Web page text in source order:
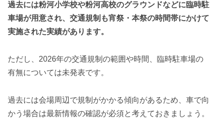
過去には粉河小学校や粉河高校のグラウンドなどに臨時駐
車場が用意され、交通規制も宵祭・本祭の時間帯にかけて
実施された実績があります。
ただし、2026年の交通規制の範囲や時間、臨時駐車場の
有無については未発表です。
過去には会場周辺で規制がかかる傾向があるため、車で向
かう場合は最新情報の確認が必須と考えておきましょう。